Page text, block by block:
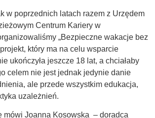
w poprzednich latach razem z Urzędem
Centrum Kariery w
„Bezpieczne wakacje bez
który ma na celu wsparcie
ukończyła jeszcze 18 lat, a chciałaby
celem nie jest jednak jedynie danie
ale przede wszystkim edukacja,
uzależnień.
mówi Joanna Kosowska – doradca